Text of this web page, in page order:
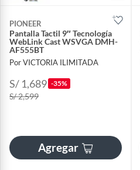
PIONEER
Pantalla Tactil 9″ Tecnología
WebLink Cast WSVGA DMH-
AF555BT
Por VICTORIA ILIMITADA
S/ 1,689 -35%
S/ 2,599
Agregar